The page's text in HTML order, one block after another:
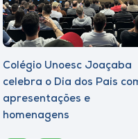
Colégio Unoesc Joaçaba
celebra o Dia dos Pais
apresentações e
homenagens